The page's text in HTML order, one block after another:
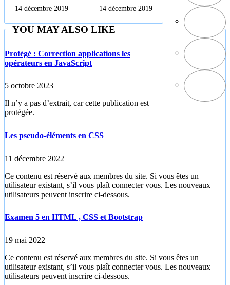
la grille
Bootstrap Ex02
14 décembre 2019
la grille
Bootstrap Ex05
14 décembre 2019
YOU MAY ALSO LIKE
Protégé : Correction applications les
opérateurs en JavaScript
5 octobre 2023
Il n’y a pas d’extrait, car cette publication est
protégée.
Les pseudo-éléments en CSS
11 décembre 2022
Ce contenu est réservé aux membres du site. Si vous êtes un
utilisateur existant, s’il vous plaît connecter vous. Les nouveaux
utilisateurs peuvent inscrire ci-dessous.
Examen 5 en HTML , CSS et Bootstrap
19 mai 2022
Ce contenu est réservé aux membres du site. Si vous êtes un
utilisateur existant, s’il vous plaît connecter vous. Les nouveaux
utilisateurs peuvent inscrire ci-dessous.